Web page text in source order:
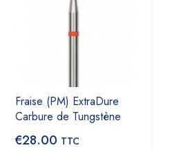
Fraise (PM) ExtraDure
Carbure de Tungstène
€28.00 TTC